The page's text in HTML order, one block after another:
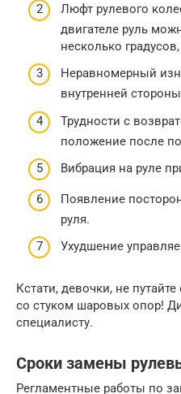
Люфт рулевого
двигателе руль
несколько
Неравномерный
внутренней
Трудности с
положение после
Вибрация на руле
Появление
руля.
Ухудшение
Кстати, девочки, не
со стуком шаровых опор!
специалисту.
Сроки замены
Регламентные работы по